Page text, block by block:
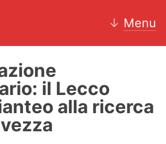
↓ Menu
il Lecco
alla ricerca